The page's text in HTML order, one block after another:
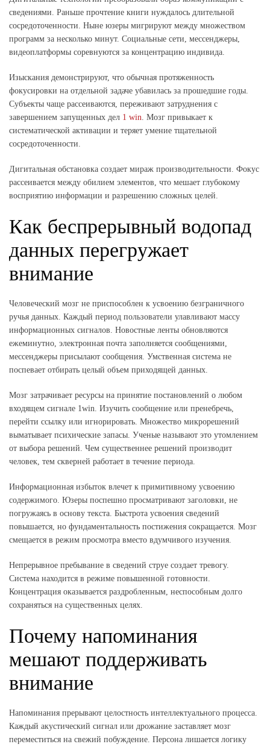
сведениями. Раньше прочтение книги нуждалось длительной
сосредоточенности. Ныне юзеры мигрируют между множеством
программ за несколько минут. Социальные сети, мессенджеры,
видеоплатформы соревнуются за концентрацию индивида.
Изыскания демонстрируют, что обычная протяженность
фокусировки на отдельной задаче убавилась за прошедшие годы.
Субъекты чаще рассеиваются, переживают затруднения с
завершением запущенных дел 1 win. Мозг привыкает к
систематической активации и теряет умение тщательной
сосредоточенности.
Дигитальная обстановка создает мираж производительности. Фокус
рассеивается между обилием элементов, что мешает глубокому
восприятию информации и разрешению сложных целей.
Как беспрерывный водопад
данных перегружает
внимание
Человеческий мозг не приспособлен к усвоению безграничного
ручья данных. Каждый период пользователи улавливают массу
информационных сигналов. Новостные ленты обновляются
ежеминутно, электронная почта заполняется сообщениями,
мессенджеры присылают сообщения. Умственная система не
поспевает отбирать целый объем приходящей данных.
Мозг затрачивает ресурсы на принятие постановлений о любом
входящем сигнале 1win. Изучить сообщение или пренебречь,
перейти ссылку или игнорировать. Множество микрорешений
выматывает психические запасы. Ученые называют это утомлением
от выбора решений. Чем существеннее решений производит
человек, тем скверней работает в течение периода.
Информационная избыток влечет к примитивному усвоению
содержимого. Юзеры поспешно просматривают заголовки, не
погружаясь в основу текста. Быстрота усвоения сведений
повышается, но фундаментальность постижения сокращается. Мозг
смещается в режим просмотра вместо вдумчивого изучения.
Непрерывное пребывание в сведений струе создает тревогу.
Система находится в режиме повышенной готовности.
Концентрация оказывается раздробленным, неспособным долго
сохраняться на существенных целях.
Почему напоминания
мешают поддерживать
внимание
Напоминания прерывают целостность интеллектуального процесса.
Каждый акустический сигнал или дрожание заставляет мозг
переместиться на свежий побуждение. Персона лишается логику